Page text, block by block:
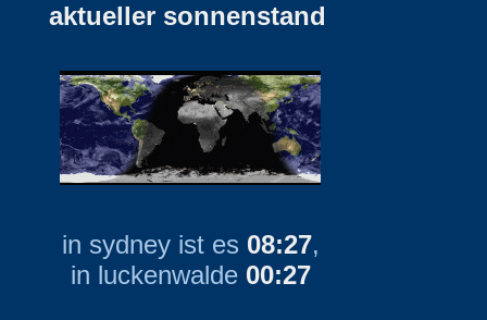
aktueller sonnenstand
in sydney ist es 08:27,
in luckenwalde 00:27